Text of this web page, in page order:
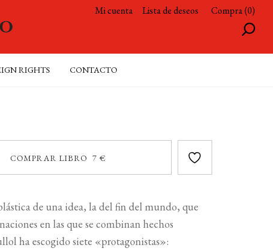
Mi cuenta Lista de deseos Compra (0)
RIGHTS CONTACTO
COMPRAR LIBRO 7 €
de una idea, la del fin del mundo, que
en las que se combinan hechos
ha escogido siete «protagonistas»: